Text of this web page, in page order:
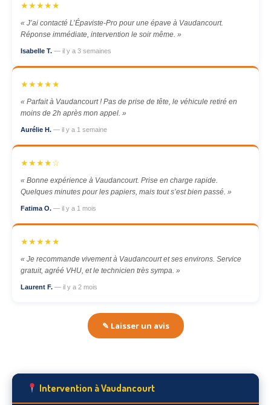
★★★★★
« J’ai contacté L’Épaviste-Pro pour une épave à Vaudancourt.
Réponse immédiate, intervention le soir même. »
Isabelle T. — il y a 3 semaines
★★★★★
« Parfait à Vaudancourt ! Pas de prise de tête, le véhicule retiré en
moins de 2h après mon appel. »
Aurélie H. — il y a 1 semaine
★★★★☆
« Bonne expérience à Vaudancourt. Prise en charge rapide.
Quelques minutes pour les papiers, mais tout s’est bien passé. »
Fatima O. — il y a 1 mois
★★★★★
« Je recommande vivement à Vaudancourt et ses environs. Service
gratuit, agréé VHU, et le technicien très sympa. »
Laurent F. — il y a 2 mois
✎ Laisser un avis
Intervention à Vaudancourt